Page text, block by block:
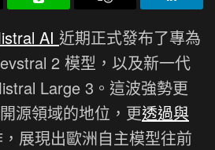
AI 近期正式發布了專為
2 模型，以及新一代
Large 3。這波強勢更
源領域的地位，更透過與
展現出歐洲自主模型往前